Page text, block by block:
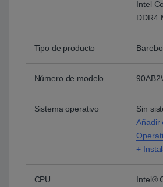
Intel
DDR4
Tipo de producto
Número de modelo
Sistema operativo
Sin
Añadir
+
CPU
Intel®